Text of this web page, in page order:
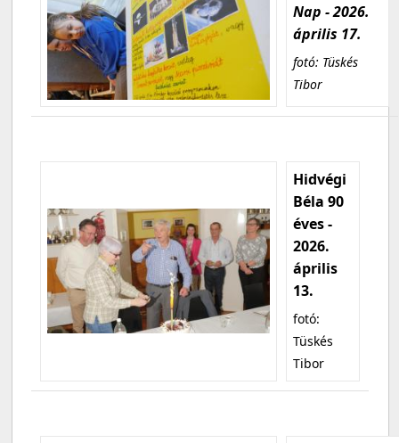
Nap - 2026.
április 17.
fotó: Tüskés
Tibor
Hidvégi
Béla 90
éves -
2026.
április
13.
fotó:
Tüskés
Tibor